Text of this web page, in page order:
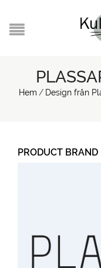
Hem / Design från
PRODUCT BRAND